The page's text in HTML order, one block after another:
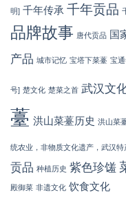
明] 千年传承 千年贡品
品牌故事 唐代贡品 国
产品 城市记忆 宝塔下菜薹 宝
号] 楚文化 楚菜之首 武汉文
薹 洪山菜薹历史 洪山菜
统农业，非物质文化遗产，武汉
贡品 种植历史 紫色珍馐
殿御菜 非遗文化 饮食文化